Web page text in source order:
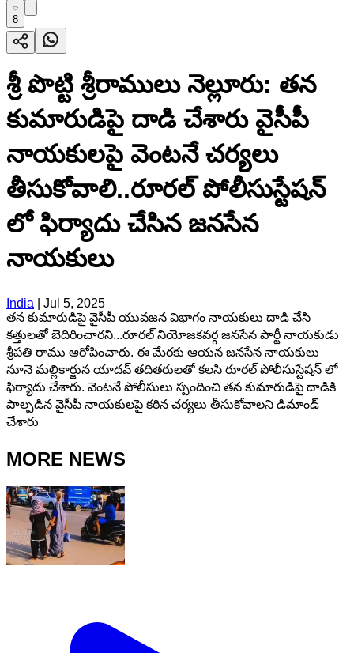
8
శ్రీ పొట్టి శ్రీరాములు నెల్లూరు: తన
కుమారుడిపై దాడి చేశారు వైసీపీ
నాయకులపై వెంటనే చర్యలు
తీసుకోవాలి..రూరల్ పోలీసుస్టేషన్
లో ఫిర్యాదు చేసిన జనసేన
నాయకులు
India
Jul 5, 2025
తన కుమారుడిపై వైసీపీ యువజన విభాగం నాయకులు దాడి చేసి
కత్తులతో బెదిరించారని...రూరల్ నియోజకవర్గ జనసేన పార్టీ నాయకుడు
శ్రీపతి రాము ఆరోపించారు. ఈ మేరకు ఆయన జనసేన నాయకులు
నూనె మల్లికార్జున యాదవ్ తదితరులతో కలసి రూరల్ పోలీసుస్టేషన్ లో
ఫిర్యాదు చేశారు. వెంటనే పోలీసులు స్పందించి తన కుమారుడిపై దాడికి
పాల్పడిన వైసీపీ నాయకులపై కఠిన చర్యలు తీసుకోవాలని డిమాండ్
చేశారు
MORE NEWS